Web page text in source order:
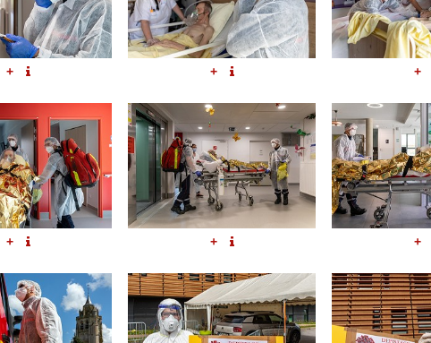
+ + +
+ + +